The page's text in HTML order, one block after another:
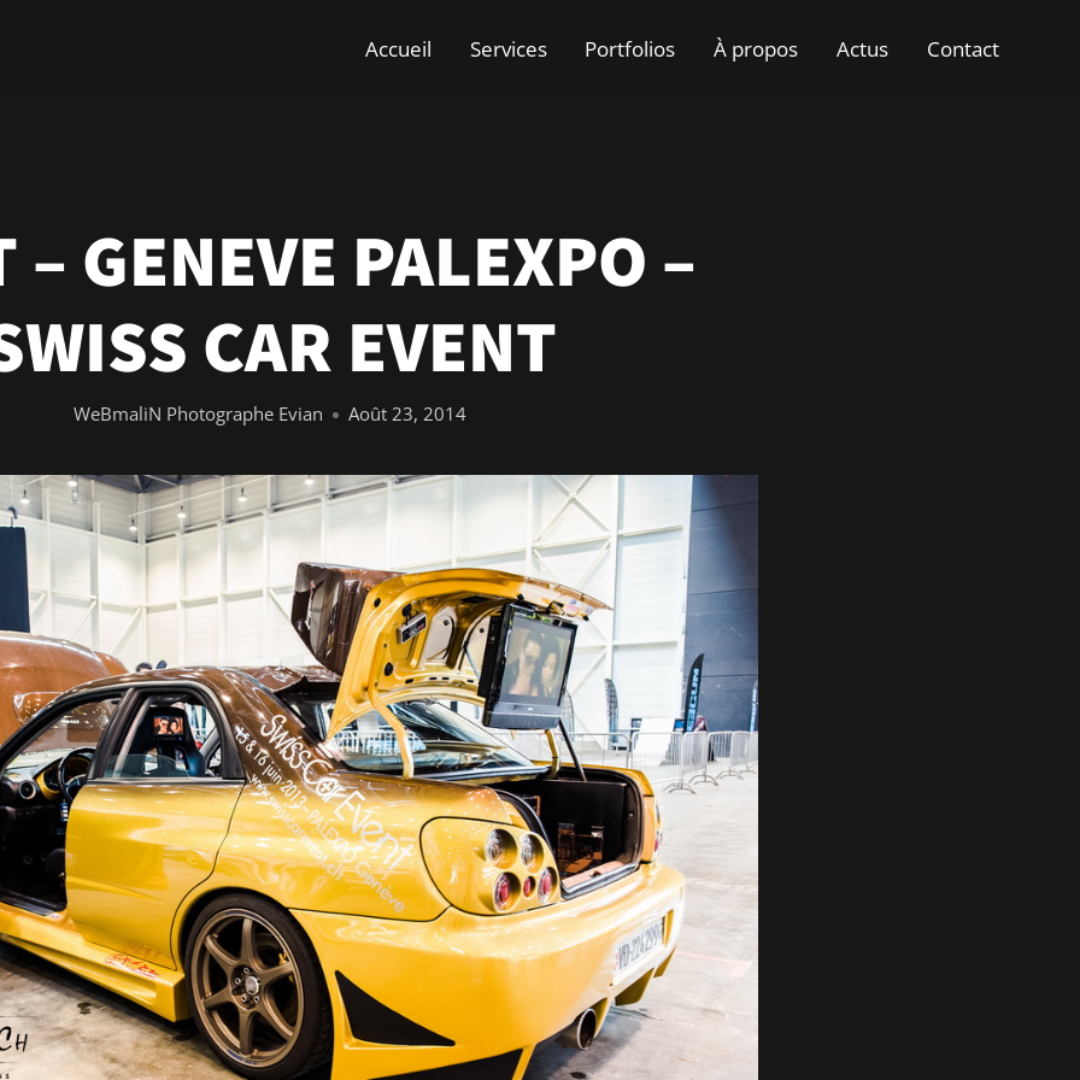
Accueil Services Portfolios À propos Actus Contact
– GENEVE PALEXPO –
CAR EVENT
WeBmaliN Photographe Evian Août 23, 2014